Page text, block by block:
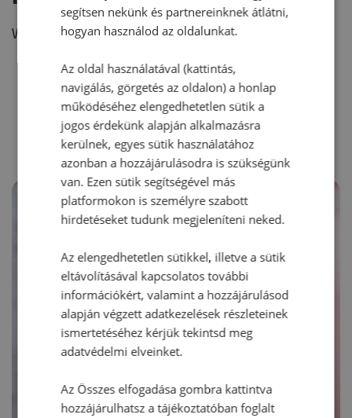
Vélemény írásához, kérjük,jelentkezz be!
RECEPTAJÁNLÓ
segítsen nekünk és partnereinknek átlátni,
hogyan használod az oldalunkat.
Az oldal használatával (kattintás,
navigálás, görgetés az oldalon) a honlap
működéséhez elengedhetetlen sütik a
jogos érdekünk alapján alkalmazásra
kerülnek, egyes sütik használatához
azonban a hozzájárulásodra is szükségünk
van. Ezen sütik segítségével más
platformokon is személyre szabott
hirdetéseket tudunk megjeleníteni neked.
Az elengedhetetlen sütikkel, illetve a sütik
eltávolításával kapcsolatos további
információkért, valamint a hozzájárulásod
alapján végzett adatkezelések részleteinek
ismertetéséhez kérjük tekintsd meg
adatvédelmi elveinket.
Az Összes elfogadása gombra kattintva
hozzájárulhatsz a tájékoztatóban foglalt